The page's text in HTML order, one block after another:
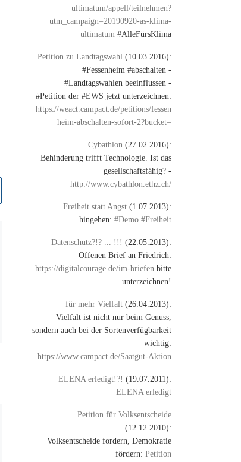
September 2008
Wissenschaftliche
Ergebnisse
1 Kommentar
Wissenschaftliche Ergebnisse
sind meist nicht für alle
zugänglich, auch wenn sie von
der öffentlichen Hand
„Open Access“ bietet […]
ultimatum/appell/teilnehmen?
utm_campaign=20190920-as-klima-
ultimatum #AlleFürsKlima
Petition zu Landtagswahl (10.03.2016):
#Fessenheim #abschalten -
#Landtagswahlen beeinflussen -
#Petition der #EWS jetzt unterzeichnen:
https://weact.campact.de/petitions/fessen
heim-abschalten-sofort-2?bucket=
Cybathlon (27.02.2016):
Behinderung trifft Technologie. Ist das
gesellschaftsfähig? -
http://www.cybathlon.ethz.ch/
Freiheit statt Angst (1.07.2013):
hingehen: #Demo #Freiheit
Datenschutz?!? ... !!! (22.05.2013):
Offenen Brief an Friedrich:
https://digitalcourage.de/im-briefen bitte
unterzeichnen!
für mehr Vielfalt (26.04.2013):
Vielfalt ist nicht nur beim Genuss,
sondern auch bei der Sortenverfügbarkeit
wichtig:
https://www.campact.de/Saatgut-Aktion
ELENA erledigt!?! (19.07.2011):
ELENA erledigt
Petition für Volksentscheide
(12.12.2010):
Volksentscheide fordern, Demokratie
fördern: Petition